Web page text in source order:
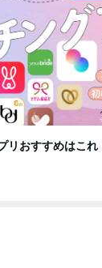
リおすすめはこ